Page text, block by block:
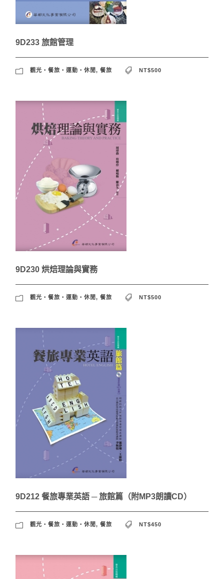
9D233 旅館管理
觀光‧餐旅‧運動‧休閒 , 餐旅 NT$500
9D230 烘焙理論與實務
觀光‧餐旅‧運動‧休閒 , 餐旅 NT$500
9D212 餐旅專業英語 ─ 旅館篇（附MP3朗讀CD）
觀光‧餐旅‧運動‧休閒 , 餐旅 NT$450